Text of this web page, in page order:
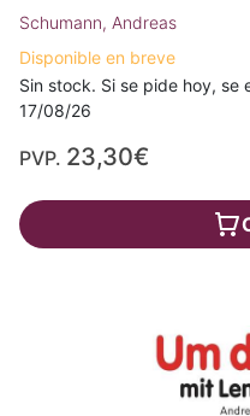
Schumann, Andreas
Disponible en breve
Sin stock. Si se pide hoy, se
17/08/26
PVP. 23,30€